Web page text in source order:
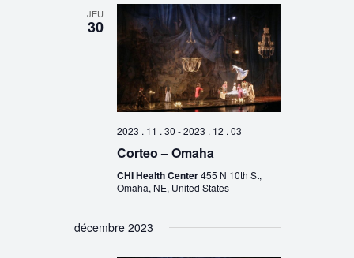
JEU
30
2023 . 11 . 30 -2023 . 12 . 03
Corteo – Omaha
CHI Health Center455 N 10th St,
Omaha, NE, United States
décembre 2023